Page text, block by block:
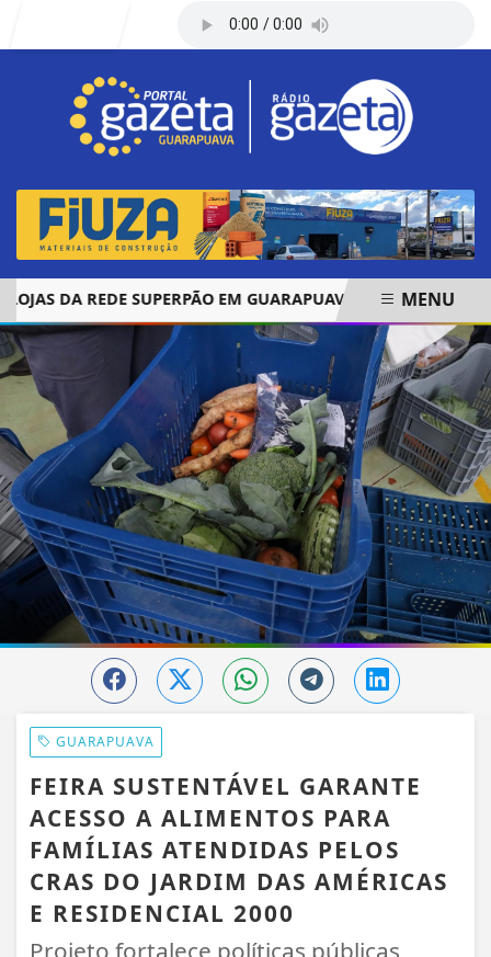
DA REDE SUPERPÃO EM GUARAPUAVA E PALMAS
EM ALTA
MENU
GUARAPUAVA
FEIRA SUSTENTÁVEL GARANTE
ACESSO A ALIMENTOS PARA
FAMÍLIAS ATENDIDAS PELOS
CRAS DO JARDIM DAS AMÉRICAS
E RESIDENCIAL 2000
Projeto fortalece políticas públicas